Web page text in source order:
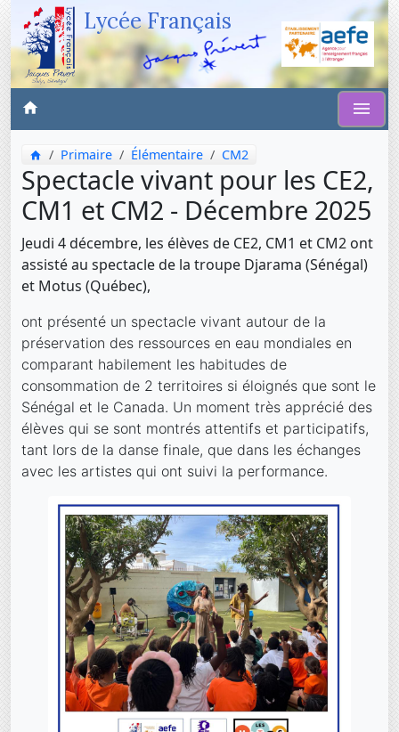
Lycée Français
Primaire Élémentaire CM2
Spectacle vivant pour les CE2,
CM1 et CM2 - Décembre 2025
Jeudi 4 décembre, les élèves de CE2, CM1 et CM2 ont
assisté au spectacle de la troupe Djarama (Sénégal)
et Motus (Québec),
ont présenté un spectacle vivant autour de la
préservation des ressources en eau mondiales en
comparant habilement les habitudes de
consommation de 2 territoires si éloignés que sont le
Sénégal et le Canada. Un moment très apprécié des
élèves qui se sont montrés attentifs et participatifs,
tant lors de la danse finale, que dans les échanges
avec les artistes qui ont suivi la performance.